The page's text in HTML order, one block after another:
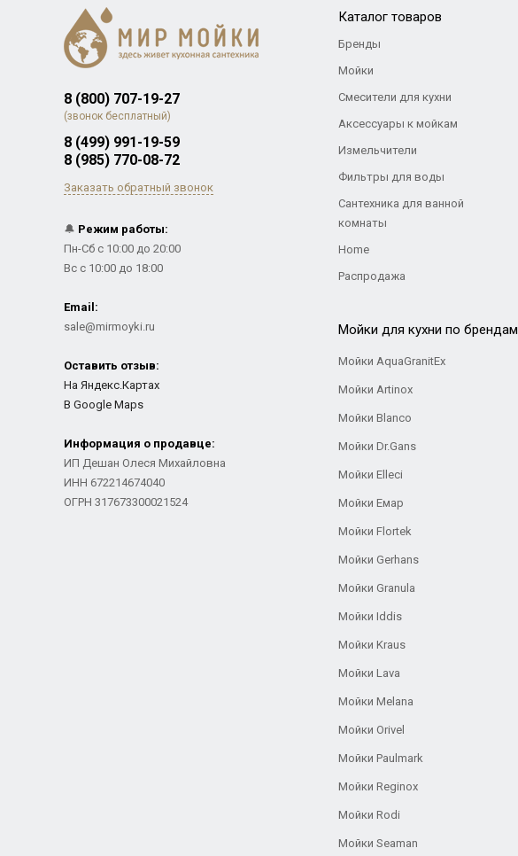
8 (800) 707-19-27
(звонок бесплатный)
8 (499) 991-19-59
8 (985) 770-08-72
Заказать обратный звонок
🔔 Режим работы:
Пн-Сб с 10:00 до 20:00
Вс с 10:00 до 18:00
Email:
sale@mirmoyki.ru
Оставить отзыв:
На Яндекс.Картах
В Google Maps
Информация о продавце:
ИП Дешан Олеся Михайловна
ИНН 672214674040
ОГРН 317673300021524
Каталог товаров
Бренды
Мойки
Смесители для кухни
Аксессуары к мойкам
Измельчители
Фильтры для воды
Сантехника для ванной
комнаты
Home
Распродажа
Мойки для кухни по брендам
Мойки AquaGranitEx
Мойки Artinox
Мойки Blanco
Мойки Dr.Gans
Мойки Elleci
Мойки Емар
Мойки Flortek
Мойки Gerhans
Мойки Granula
Мойки Iddis
Мойки Kraus
Мойки Lava
Мойки Melana
Мойки Orivel
Мойки Paulmark
Мойки Reginox
Мойки Rodi
Мойки Seaman